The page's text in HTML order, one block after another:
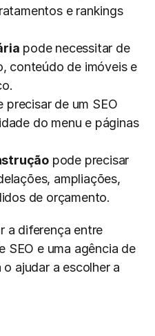
e rankings
pode necessitar de
conteúdo de imóveis e
precisar de um SEO
do menu e páginas
pode precisar
ampliações,
de orçamento.
a diferença entre
SEO e uma agência de
ajudar a escolher a